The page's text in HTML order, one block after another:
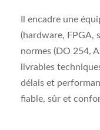
Il encadre une
(hardware, FPGA,
normes (DO 254,
livrables
délais et
fiable, sûr et